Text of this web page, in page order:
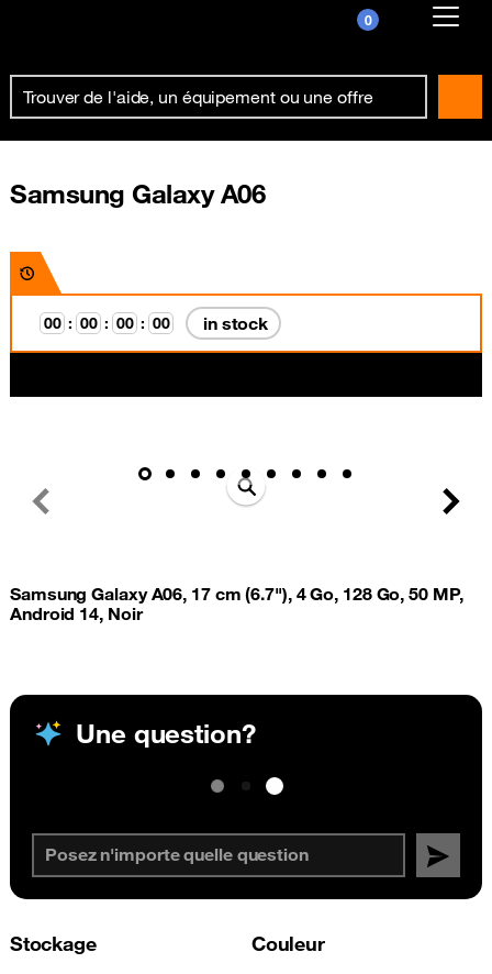
0
Already customer ?
Samsung Galaxy A06
00 : 00 : 00 : 00 in stock
Previous Next
Samsung Galaxy A06, 17 cm (6.7"), 4 Go, 128 Go, 50 MP,
Android 14, Noir
Une question?
Stockage Couleur